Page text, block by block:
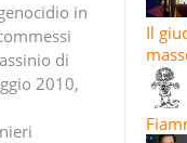
in
di
2010,
Il